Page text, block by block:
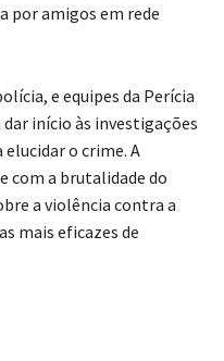
por amigos em rede
e equipes da Perícia
início às investigações
elucidar o crime. A
com a brutalidade do
a violência contra a
mais eficazes de